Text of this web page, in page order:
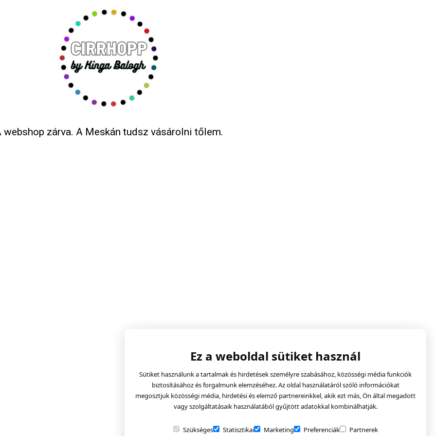
webshop zárva. A Meskán tudsz vásárolni tőlem.
Ez a weboldal sütiket használ
Sütiket használunk a tartalmak és hirdetések személyre szabásához, közösségi média funkciók
biztosításához és forgalmunk elemzéséhez. Az oldal használatáról szóló információkat
megosztjuk közösségi média, hirdetési és elemző partnereinkkel, akik ezt más, Ön által megadott
vagy szolgáltatásaik használatából gyűjtött adatokkal kombinálhatják.
Szükséges Statisztikai Marketing Preferenciák Partnerek